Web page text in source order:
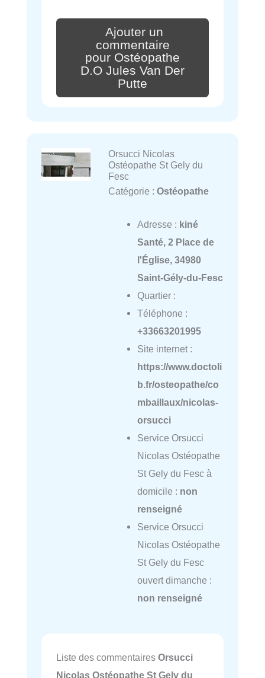
Ajouter un
commentaire
pour Ostéopathe
D.O Jules Van Der
Putte
Orsucci Nicolas
Ostéopathe St Gely du
Fesc
Catégorie : Ostéopathe
Adresse : kiné
Santé, 2 Place de
l'Église, 34980
Saint-Gély-du-Fesc
Quartier :
Téléphone :
+33663201995
Site internet :
https://www.doctoli
b.fr/osteopathe/co
mbaillaux/nicolas-
orsucci
Service Orsucci
Nicolas Ostéopathe
St Gely du Fesc à
domicile : non
renseigné
Service Orsucci
Nicolas Ostéopathe
St Gely du Fesc
ouvert dimanche :
non renseigné
Liste des commentaires Orsucci
Nicolas Ostéopathe St Gely du